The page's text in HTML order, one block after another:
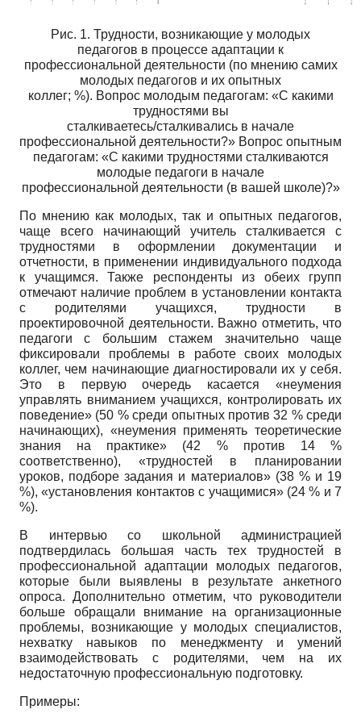
Рис. 1. Трудности, возникающие у молодых
педагогов в процессе адаптации к
профессиональной деятельности (по мнению самих
молодых педагогов и их опытных
коллег; %). Вопрос молодым педагогам: «С какими
трудностями вы
сталкиваетесь/сталкивались в начале
профессиональной деятельности?» Вопрос опытным
педагогам: «С какими трудностями сталкиваются
молодые педагоги в начале
профессиональной деятельности (в вашей школе)?»
По мнению как молодых, так и опытных педагогов,
чаще всего начинающий учитель сталкивается с
трудностями в оформлении документации и
отчетности, в применении индивидуального подхода
к учащимся. Также респонденты из обеих групп
отмечают наличие проблем в установлении контакта
с родителями учащихся, трудности в
проектировочной деятельности. Важно отметить, что
педагоги с большим стажем значительно чаще
фиксировали проблемы в работе своих молодых
коллег, чем начинающие диагностировали их у себя.
Это в первую очередь касается «неумения
управлять вниманием учащихся, контролировать их
поведение» (50 % среди опытных против 32 % среди
начинающих), «неумения применять теоретические
знания на практике» (42 % против 14 %
соответственно), «трудностей в планировании
уроков, подборе задания и материалов» (38 % и 19
%), «установления контактов с учащимися» (24 % и 7
%).
В интервью со школьной администрацией
подтвердилась большая часть тех трудностей в
профессиональной адаптации молодых педагогов,
которые были выявлены в результате анкетного
опроса. Дополнительно отметим, что руководители
больше обращали внимание на организационные
проблемы, возникающие у молодых специалистов,
нехватку навыков по менеджменту и умений
взаимодействовать с родителями, чем на их
недостаточную профессиональную подготовку.
Примеры: